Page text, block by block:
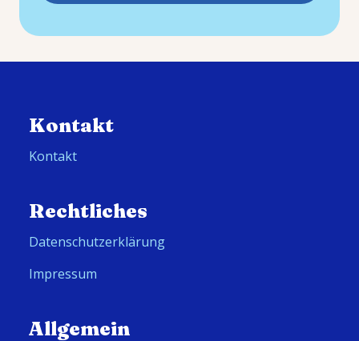
Kontakt
Kontakt
Rechtliches
Datenschutzerklärung
Impressum
Allgemein